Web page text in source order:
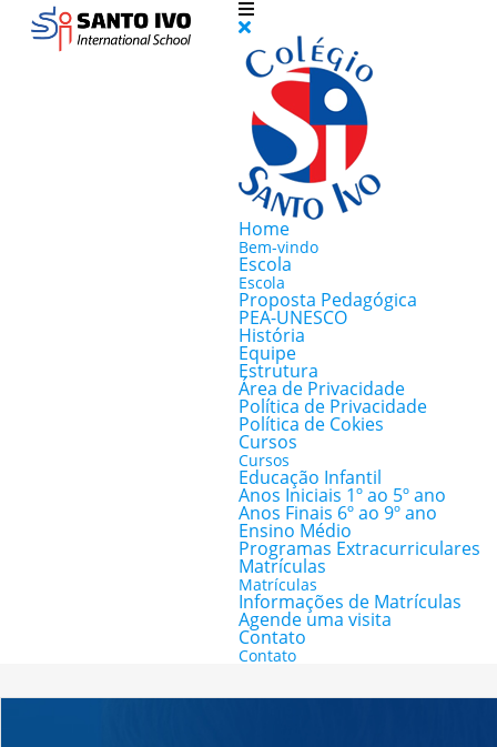
Home
Bem-vindo
Escola
Escola
Proposta Pedagógica
PEA-UNESCO
História
Equipe
Estrutura
Área de Privacidade
Política de Privacidade
Política de Cokies
Cursos
Cursos
Educação Infantil
Anos Iniciais 1º ao 5º ano
Anos Finais 6º ao 9º ano
Ensino Médio
Programas Extracurriculares
Matrículas
Matrículas
Informações de Matrículas
Agende uma visita
Contato
Contato